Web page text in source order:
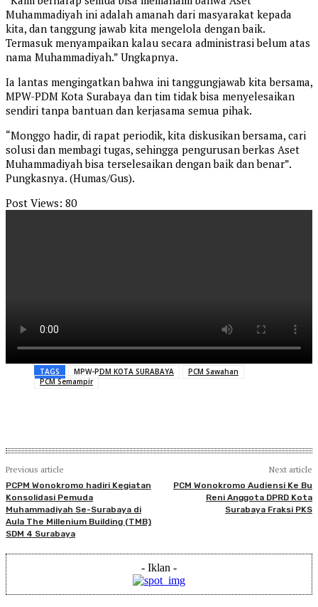
Muhammadiyah ini adalah amanah dari masyarakat kepada
kita, dan tanggung jawab kita mengelola dengan baik.
Termasuk menyampaikan kalau secara administrasi belum atas
nama Muhammadiyah.” Ungkapnya.
Ia lantas mengingatkan bahwa ini tanggungjawab kita bersama,
MPW-PDM Kota Surabaya dan tim tidak bisa menyelesaikan
sendiri tanpa bantuan dan kerjasama semua pihak.
“Monggo hadir, di rapat periodik, kita diskusikan bersama, cari
solusi dan membagi tugas, sehingga pengurusan berkas Aset
Muhammadiyah bisa terselesaikan dengan baik dan benar”.
Pungkasnya. (Humas/Gus).
Post Views: 80
TAGS MPW-PDM KOTA SURABAYA
PCM Sawahan
PCM Semampir
Previous article
PCPM Wonokromo hadiri Kegiatan
Konsolidasi Pemuda
Muhammadiyah Se-Surabaya di
Aula The Millenium Building (TMB)
SDM 4 Surabaya
Next article
PCM Wonokromo Audiensi Ke Bu
Reni Anggota DPRD Kota
Surabaya Fraksi PKS
- Iklan -